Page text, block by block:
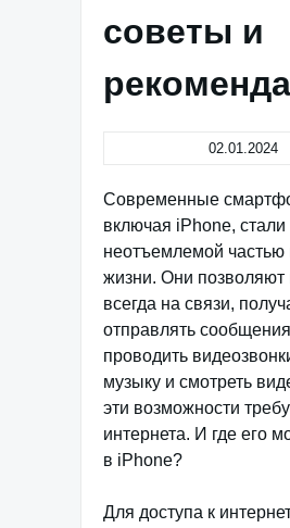
советы и
02.01.2024
Современные
включая iPhone, стали
неотъемлемой
жизни. Они позволяют
всегда на связи,
отправлять
проводить
музыку и смотреть
эти возможности
интернета. И где его
в iPhone?
Для доступа к